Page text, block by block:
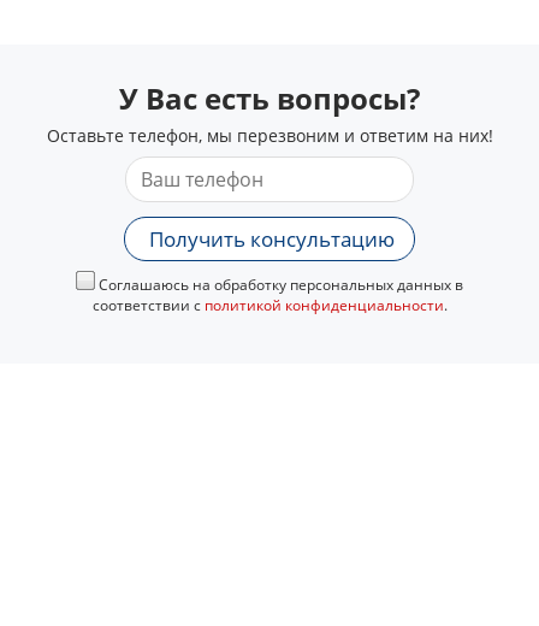
У Вас есть вопросы?
Оставьте телефон, мы перезвоним и ответим на них!
Получить консультацию
Соглашаюсь на обработку персональных данных в
соответствии с политикой конфиденциальности.